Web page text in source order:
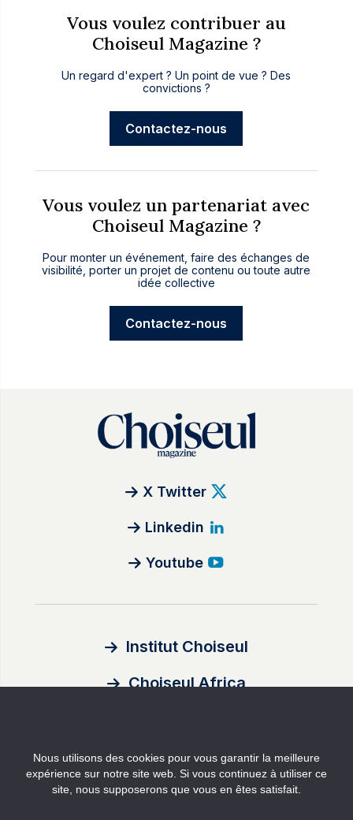
Vous voulez contribuer au
Choiseul Magazine ?
Un regard d'expert ? Un point de vue ? Des
convictions ?
Contactez-nous
Vous voulez un partenariat avec
Choiseul Magazine ?
Pour monter un événement, faire des échanges de
visibilité, porter un projet de contenu ou toute autre
idée collective
Contactez-nous
X Twitter
Linkedin
Youtube
Institut Choiseul
Choiseul Africa
Auteurs
Nous utilisons des cookies pour vous garantir la meilleure
expérience sur notre site web. Si vous continuez à utiliser ce
site, nous supposerons que vous en êtes satisfait.